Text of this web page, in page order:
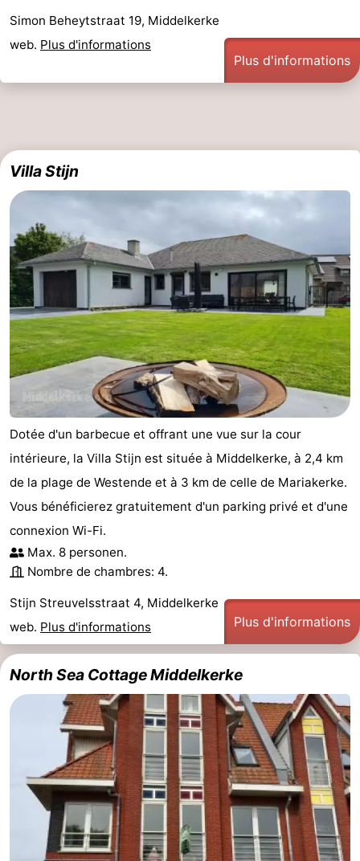
du
Randonnée
-
golf
Equitation
Boire
et
manger
Événements
Pratiques
Forum
Route
-
Stationnement
-
Tram
du
littoral
Adresses
Médicales
Région
Flandre-
Occidentale
-
Bruges
-
Gand
-
Ypres
La
côte
-
Nature
Zwin
-
Heist
Zeebrugge
Blankenberge
Wenduine
Simon Beheytstraat 19, Middelkerke
web. Plus d'informations
Plus d'informations
Villa Stijn
Dotée d'un barbecue et offrant une vue sur la cour
intérieure, la Villa Stijn est située à Middelkerke, à 2,4 km
de la plage de Westende et à 3 km de celle de Mariakerke.
Vous bénéficierez gratuitement d'un parking privé et d'une
connexion Wi-Fi.
Max. 8 personen.
Nombre de chambres: 4.
Stijn Streuvelsstraat 4, Middelkerke
web. Plus d'informations Plus d'informations
North Sea Cottage Middelkerke